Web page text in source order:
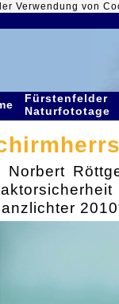
Verwendung von
Fürstenfelder
Naturfototage
Norbert